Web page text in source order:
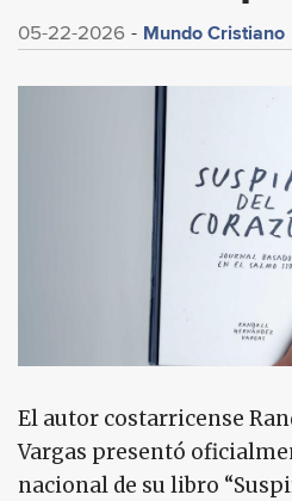
05-22-2026 Mundo Cristiano
El autor costarricense
Vargas presentó
nacional de su libro